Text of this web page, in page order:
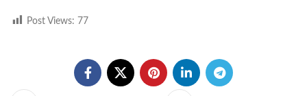
Post Views: 77